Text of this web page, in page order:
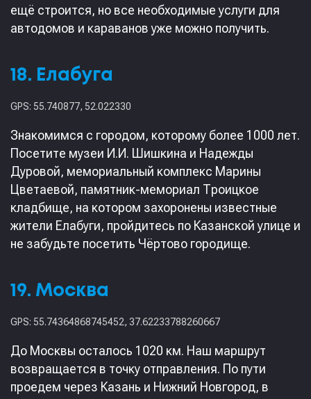
ещё строится, но все необходимые услуги для
автодомов и караванов уже можно получить.
18. Елабуга
GPS: 55.740877, 52.022330
Знакомимся с городом, которому более 1000 лет.
Посетите музеи И.И. Шишкина и Надежды
Дуровой, мемориальный комплекс Марины
Цветаевой, памятник-мемориал Троицкое
кладбище, на котором захоронены известные
жители Елабуги, пройдитесь по Казанской улице и
не забудьте посетить Чёртово городище.
19. Москва
GPS: 55.74364868745452, 37.62233788260667
До Москвы осталось 1020 км. Наш маршрут
возвращается в точку отправления. По пути
проедем через Казань и Нижний Новгород, в